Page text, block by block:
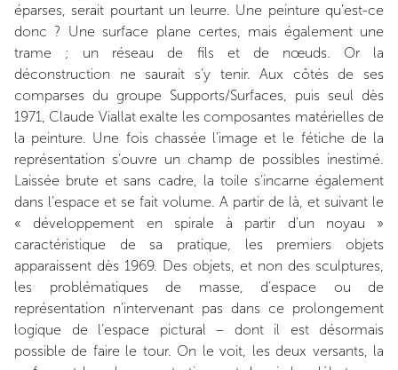
éparses, serait pourtant un leurre. Une peinture qu’est-ce
donc ? Une surface plane certes, mais également une
trame ; un réseau de fils et de nœuds. Or la
déconstruction ne saurait s’y tenir. Aux côtés de ses
comparses du groupe Supports/Surfaces, puis seul dès
1971, Claude Viallat exalte les composantes matérielles de
la peinture. Une fois chassée l’image et le fétiche de la
représentation s’ouvre un champ de possibles inestimé.
Laissée brute et sans cadre, la toile s’incarne également
dans l’espace et se fait volume. A partir de là, et suivant le
« développement en spirale à partir d’un noyau »
caractéristique de sa pratique, les premiers objets
apparaissent dès 1969. Des objets, et non des sculptures,
les problématiques de masse, d’espace ou de
représentation n’intervenant pas dans ce prolongement
logique de l’espace pictural – dont il est désormais
possible de faire le tour. On le voit, les deux versants, la